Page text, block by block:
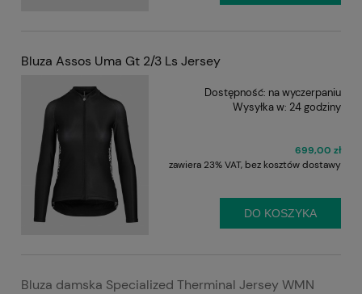
Bluza Assos Uma Gt 2/3 Ls Jersey
Dostępność: na wyczerpaniu
Wysyłka w: 24 godziny
699,00 zł
zawiera 23% VAT, bez kosztów dostawy
DO KOSZYKA
Bluza damska Specialized Therminal Jersey WMN